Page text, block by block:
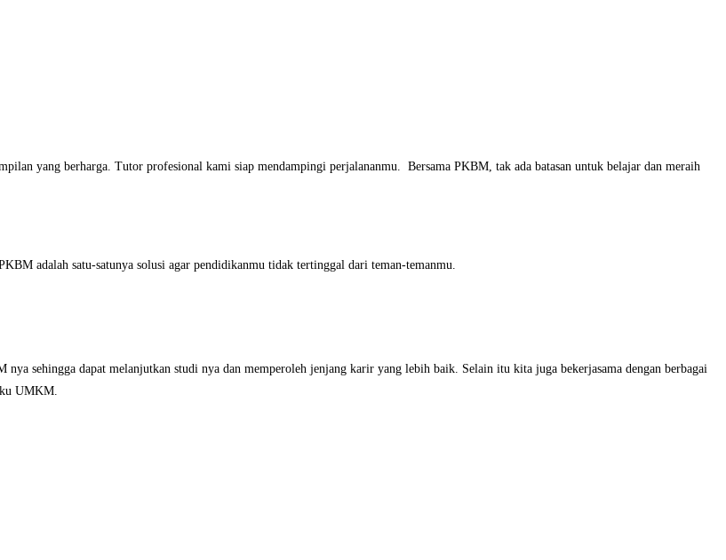
yang berharga. Tutor profesional kami siap mendampingi perjalananmu. Bersama PKBM, tak ada batasan untuk belajar dan meraih
adalah satu-satunya solusi agar pendidikanmu tidak tertinggal dari teman-temanmu.
sehingga dapat melanjutkan studi nya dan memperoleh jenjang karir yang lebih baik. Selain itu kita juga bekerjasama dengan berbagai
UMKM.